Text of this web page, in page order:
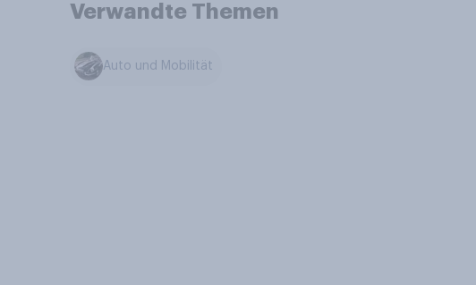
Verwandte Themen
Auto und Mobilität